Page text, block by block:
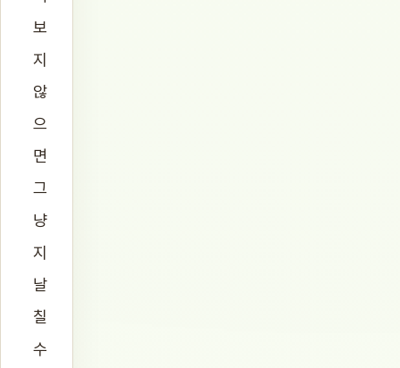
보
지
않
으
면
그
냥
지
날
칠
수